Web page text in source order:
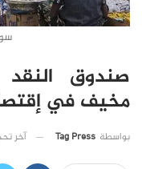
صندوق
مخيف في
بواسطة Tag Press آخر